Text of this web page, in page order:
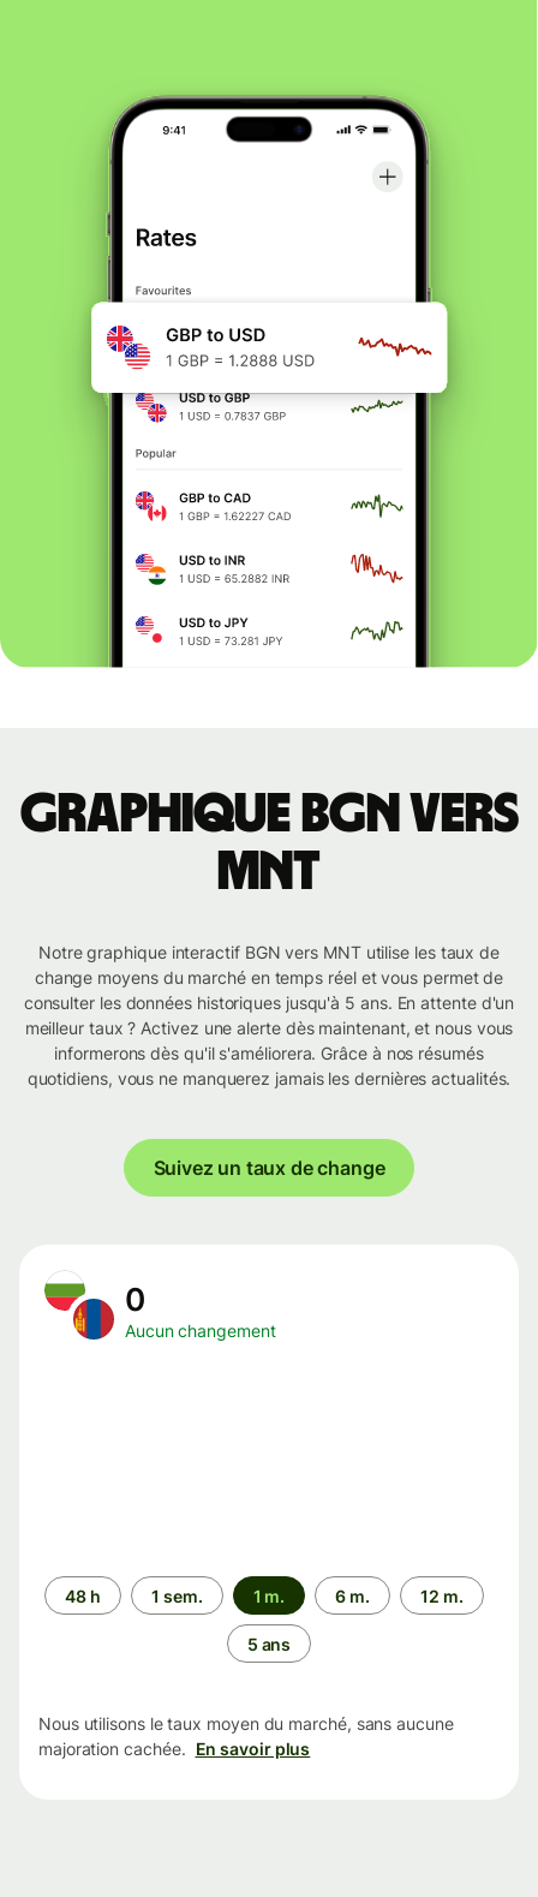
Graphique BGN vers
MNT
Notre graphique interactif BGN vers MNT utilise les taux de
change moyens du marché en temps réel et vous permet de
consulter les données historiques jusqu'à 5 ans. En attente d'un
meilleur taux ? Activez une alerte dès maintenant, et nous vous
informerons dès qu'il s'améliorera. Grâce à nos résumés
quotidiens, vous ne manquerez jamais les dernières actualités.
Suivez un taux de change
0
Aucun changement
Période
48 h 1 sem. 1 m. 6 m. 12 m.
5 ans
Nous utilisons le taux moyen du marché, sans aucune
majoration cachée. En savoir plus